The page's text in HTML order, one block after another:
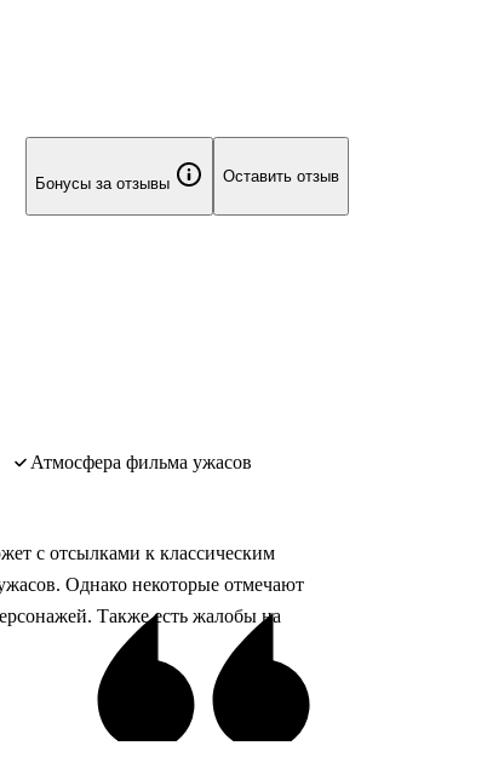
Бонусы за отзывы Оставить отзыв
атмосфера фильма ужасов
с отсылками к классическим
Однако некоторые отмечают
Также есть жалобы на